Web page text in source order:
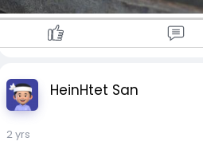
HeinHtet San
2 yrs